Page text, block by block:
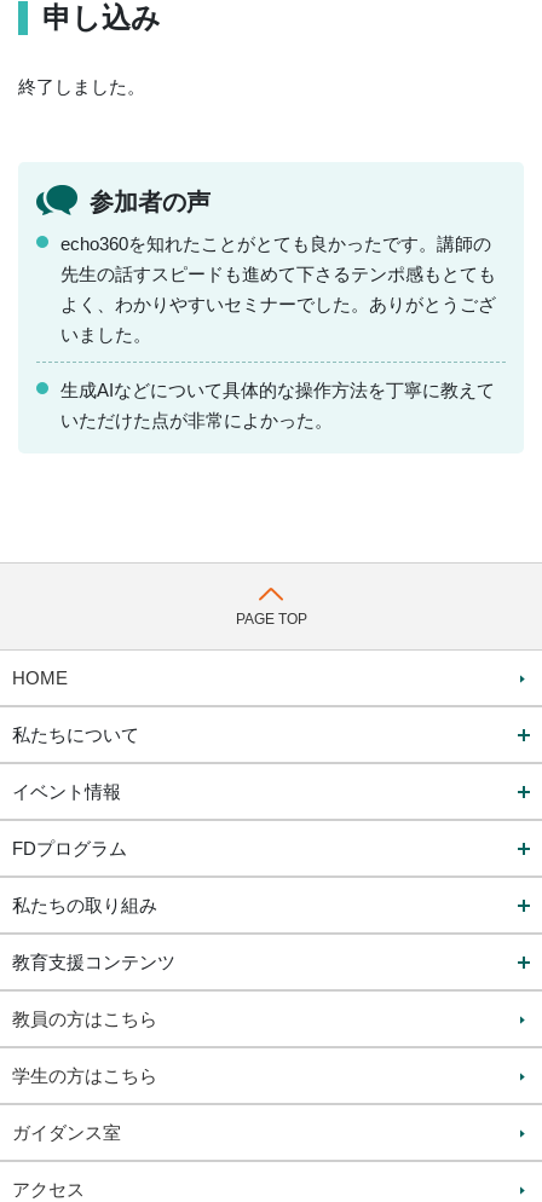
申し込み
終了しました。
参加者の声
echo360を知れたことがとても良かったです。講師の
先生の話すスピードも進めて下さるテンポ感もとても
よく、わかりやすいセミナーでした。ありがとうござ
いました。
生成AIなどについて具体的な操作方法を丁寧に教えて
いただけた点が非常によかった。
PAGE TOP
HOME
私たちについて
イベント情報
FDプログラム
私たちの取り組み
教育支援コンテンツ
教員の方はこちら
学生の方はこちら
ガイダンス室
アクセス